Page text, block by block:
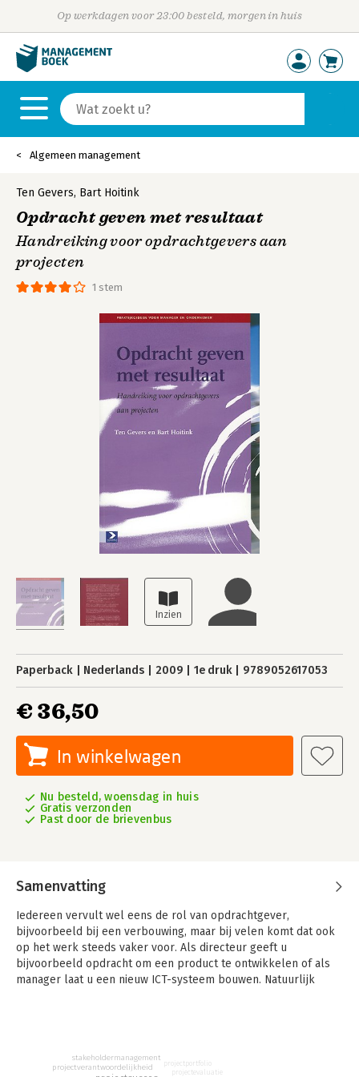
Op werkdagen voor 23:00 besteld, morgen in huis
Algemeen management
1 stem
Ten Gevers, Bart Hoitink
Opdracht geven met resultaat
Handreiking voor opdrachtgevers aan
projecten
Paperback Nederlands 2009 1e druk 9789052617053
€ 36,50
In winkelwagen
Nu besteld, woensdag in huis
Gratis verzonden
Past door de brievenbus
Samenvatting
Iedereen vervult wel eens de rol van opdrachtgever,
bijvoorbeeld bij een verbouwing, maar bij velen komt dat ook
op het werk steeds vaker voor. Als directeur geeft u
bijvoorbeeld opdracht om een product te ontwikkelen of als
manager laat u een nieuw ICT-systeem bouwen. Natuurlijk
'Opdracht geven met resultaat' ondersteunt opdrachtgevers
met stappenplannen, handvatten en praktische tips om direct
projectverantwoordelijkheid
stakeholdermanagement
projectportfolio
projectevaluatie